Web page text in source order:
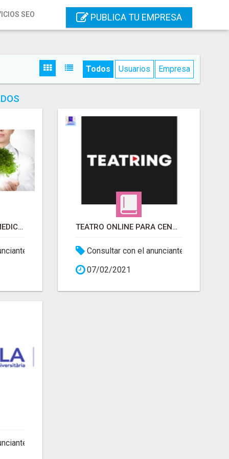
SEO PUBLICA TU EMPRESA
Todos Usuarios Empresa
PHILIPPUS THUBAN, MEDICINA INTEGRATIVA TEATRO ONLINE PARA CENTROS EDUCATIVOS
Consultar con el anunciante
07/02/2021